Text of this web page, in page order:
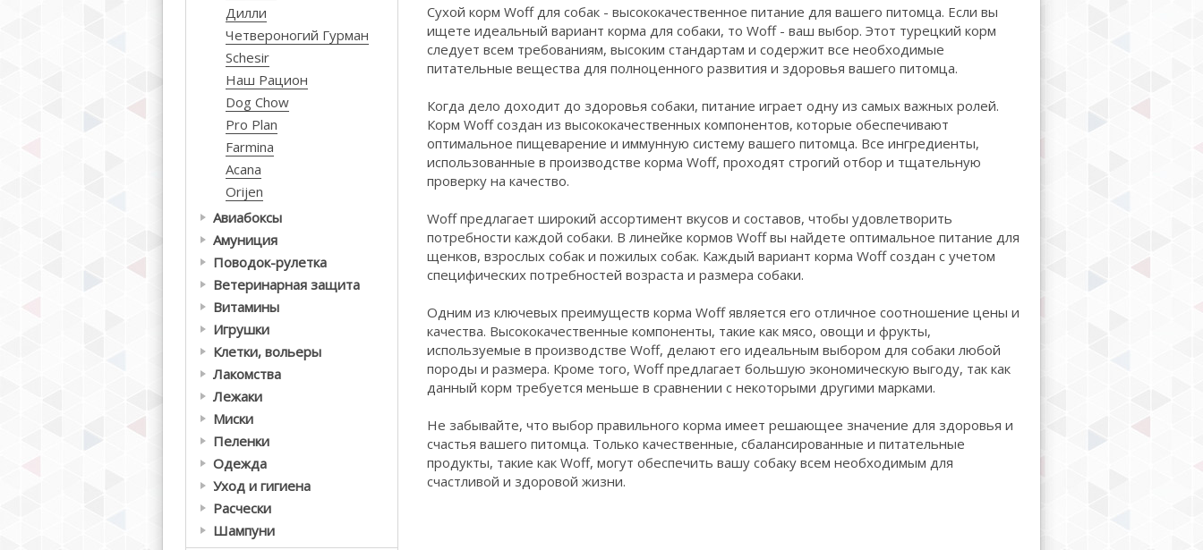
Дилли
Четвероногий Гурман
Schesir
Наш Рацион
Dog Chow
Pro Plan
Farmina
Acana
Orijen
Авиабоксы
Амуниция
Поводок-рулетка
Ветеринарная защита
Витамины
Игрушки
Клетки, вольеры
Лакомства
Лежаки
Миски
Пеленки
Одежда
Уход и гигиена
Расчески
Шампуни
Сухой корм Woff для собак - высококачественное питание для вашего питомца. Если вы
ищете идеальный вариант корма для собаки, то Woff - ваш выбор. Этот турецкий корм
следует всем требованиям, высоким стандартам и содержит все необходимые
питательные вещества для полноценного развития и здоровья вашего питомца.
Когда дело доходит до здоровья собаки, питание играет одну из самых важных ролей.
Корм Woff создан из высококачественных компонентов, которые обеспечивают
оптимальное пищеварение и иммунную систему вашего питомца. Все ингредиенты,
использованные в производстве корма Woff, проходят строгий отбор и тщательную
проверку на качество.
Woff предлагает широкий ассортимент вкусов и составов, чтобы удовлетворить
потребности каждой собаки. В линейке кормов Woff вы найдете оптимальное питание для
щенков, взрослых собак и пожилых собак. Каждый вариант корма Woff создан с учетом
специфических потребностей возраста и размера собаки.
Одним из ключевых преимуществ корма Woff является его отличное соотношение цены и
качества. Высококачественные компоненты, такие как мясо, овощи и фрукты,
используемые в производстве Woff, делают его идеальным выбором для собаки любой
породы и размера. Кроме того, Woff предлагает большую экономическую выгоду, так как
данный корм требуется меньше в сравнении с некоторыми другими марками.
Не забывайте, что выбор правильного корма имеет решающее значение для здоровья и
счастья вашего питомца. Только качественные, сбалансированные и питательные
продукты, такие как Woff, могут обеспечить вашу собаку всем необходимым для
счастливой и здоровой жизни.